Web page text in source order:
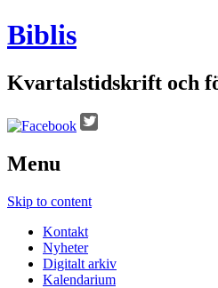
Biblis
Kvartalstidskrift och
Menu
Skip to content
Kontakt
Nyheter
Digitalt arkiv
Kalendarium